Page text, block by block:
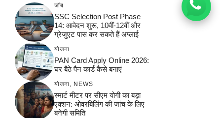
जॉब
SSC Selection Post Phase
14: आवेदन शुरू, 10वीं-12वीं और
ग्रेजुएट पास कर सकते हैं अप्लाई
योजना
PAN Card Apply Online 2026:
घर बैठे पैन कार्ड कैसे बनाएं
योजना, NEWS
स्मार्ट मीटर पर सीएम योगी का बड़ा
एक्शन: ओवरबिलिंग की जांच के लिए
बनेगी समिति